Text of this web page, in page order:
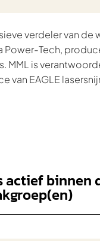
verdeler van de
Tech,
MML is
van EAGLE
actief binnen